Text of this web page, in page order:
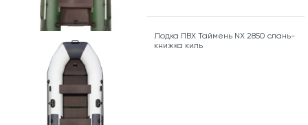
Лодка ПВХ Таймень NX 2850 слань-
книжка киль